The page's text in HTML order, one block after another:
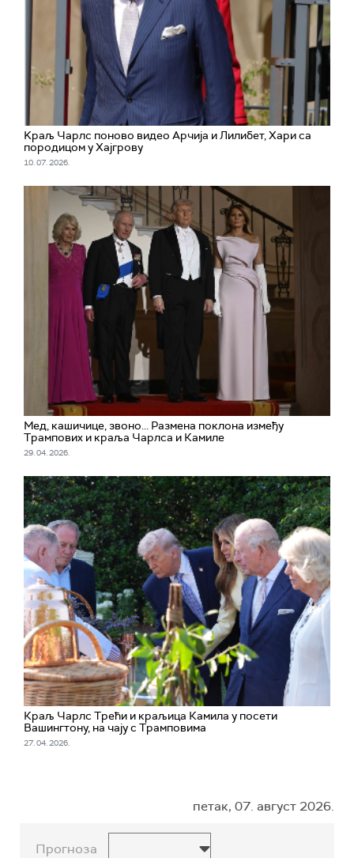
Kраљ Чарлс поново видео Арчија и Лилибет, Хари са
породицом у Хајгрову
10. 07. 2026.
Мед, кашичице, звоно... Размена поклона између
Трампових и краља Чарлса и Камиле
29. 04. 2026.
Краљ Чарлс Трећи и краљица Камила у посети
Вашингтону, на чају с Трамповима
27. 04. 2026.
петак, 07. август 2026.
Прогноза